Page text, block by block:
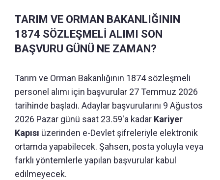
TARIM VE ORMAN BAKANLIĞININ
1874 SÖZLEŞMELİ ALIMI SON
BAŞVURU GÜNÜ NE ZAMAN?
Tarım ve Orman Bakanlığının 1874 sözleşmeli
personel alımı için başvurular 27 Temmuz 2026
tarihinde başladı. Adaylar başvurularını 9 Ağustos
2026 Pazar günü saat 23.59'a kadar Kariyer
Kapısı üzerinden e-Devlet şifreleriyle elektronik
ortamda yapabilecek. Şahsen, posta yoluyla veya
farklı yöntemlerle yapılan başvurular kabul
edilmeyecek.